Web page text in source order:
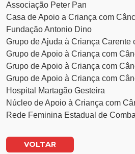
Associação Peter Pan
Casa de Apoio a Criança com
Fundação Antonio Dino
Grupo de Ajuda à Criança Carente
Grupo de Apoio à Criança com
Grupo de Apoio à Criança com
Grupo de Apoio à Criança com
Hospital Martagão Gesteira
Núcleo de Apoio à Criança com
Rede Feminina Estadual de
VOLTAR